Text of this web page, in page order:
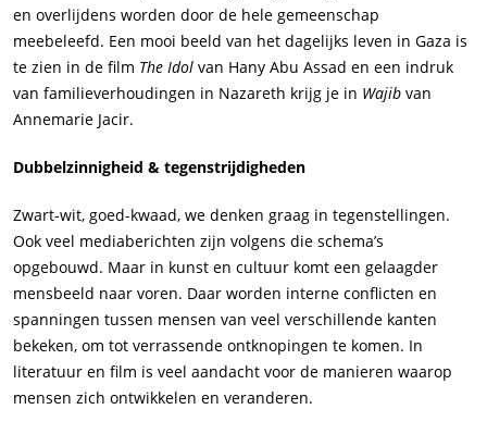
en overlijdens worden door de hele gemeenschap
meebeleefd. Een mooi beeld van het dagelijks leven in Gaza is
te zien in de film The Idol van Hany Abu Assad en een indruk
van familieverhoudingen in Nazareth krijg je in Wajib van
Annemarie Jacir.
Dubbelzinnigheid & tegenstrijdigheden
Zwart-wit, goed-kwaad, we denken graag in tegenstellingen.
Ook veel mediaberichten zijn volgens die schema’s
opgebouwd. Maar in kunst en cultuur komt een gelaagder
mensbeeld naar voren. Daar worden interne conflicten en
spanningen tussen mensen van veel verschillende kanten
bekeken, om tot verrassende ontknopingen te komen. In
literatuur en film is veel aandacht voor de manieren waarop
mensen zich ontwikkelen en veranderen.